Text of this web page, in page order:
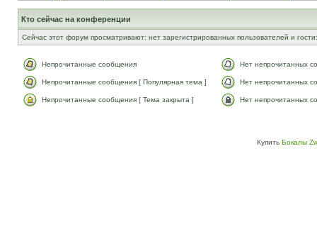
Кто сейчас на конференции
Сейчас этот форум просматривают: нет зарегистрированных пользователей и
Непрочитанные сообщения Нет непрочитанных
Непрочитанные сообщения [ Популярная тема ] Нет непрочитанных
Непрочитанные сообщения [ Тема закрыта ] Нет непрочитанных
Купить Бокалы